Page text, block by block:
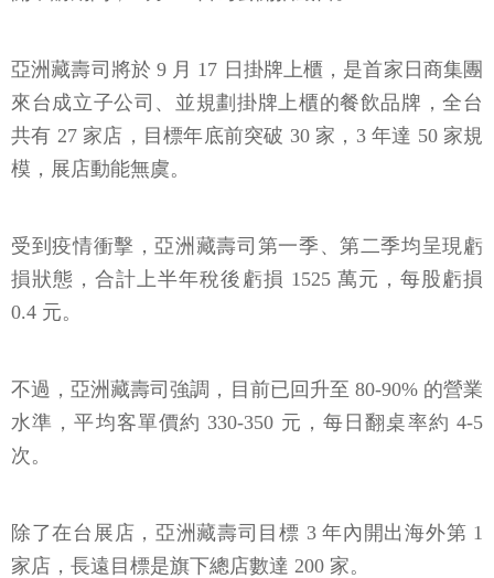
亞洲藏壽司將於 9 月 17 日掛牌上櫃，是首家日商集團
來台成立子公司、並規劃掛牌上櫃的餐飲品牌，全台
共有 27 家店，目標年底前突破 30 家，3 年達 50 家規
模，展店動能無虞。
受到疫情衝擊，亞洲藏壽司第一季、第二季均呈現虧
損狀態，合計上半年稅後虧損 1525 萬元，每股虧損
0.4 元。
不過，亞洲藏壽司強調，目前已回升至 80-90% 的營業
水準，平均客單價約 330-350 元，每日翻桌率約 4-5
次。
除了在台展店，亞洲藏壽司目標 3 年內開出海外第 1
家店，長遠目標是旗下總店數達 200 家。